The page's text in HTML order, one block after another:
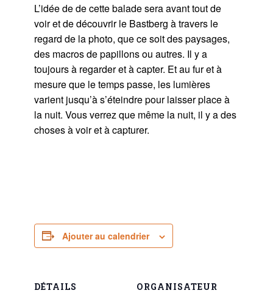
L’idée de de cette balade sera avant tout de
voir et de découvrir le Bastberg à travers le
regard de la photo, que ce soit des paysages,
des macros de papillons ou autres. Il y a
toujours à regarder et à capter. Et au fur et à
mesure que le temps passe, les lumières
varient jusqu’à s’éteindre pour laisser place à
la nuit. Vous verrez que même la nuit, il y a des
choses à voir et à capturer.
Ajouter au calendrier
DÉTAILS ORGANISATEUR